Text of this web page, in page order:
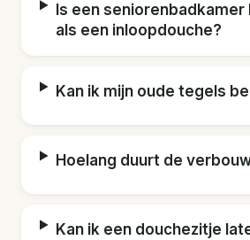
Is een
als een inloopdouche?
Kan ik mijn oude tegels
Hoelang duurt de
Kan ik een douchezitje